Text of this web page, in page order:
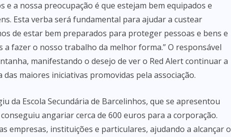
e a nossa preocupação é que estejam bem equipados e
Esta verba será fundamental para ajudar a custear
de estar bem preparados para proteger pessoas e bens e
fazer o nosso trabalho da melhor forma.” O responsável
manifestando o desejo de ver o Red Alert continuar a
maiores iniciativas promovidas pela associação.
da Escola Secundária de Barcelinhos, que se apresentou
angariar cerca de 600 euros para a corporação.
empresas, instituições e particulares, ajudando a alcançar o